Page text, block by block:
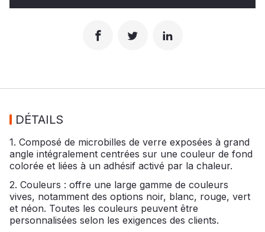
DÉTAILS
1. Composé de microbilles de verre exposées à grand
angle intégralement centrées sur une couleur de fond
colorée et liées à un adhésif activé par la chaleur.
2. Couleurs : offre une large gamme de couleurs
vives, notamment des options noir, blanc, rouge, vert
et néon. Toutes les couleurs peuvent être
personnalisées selon les exigences des clients.